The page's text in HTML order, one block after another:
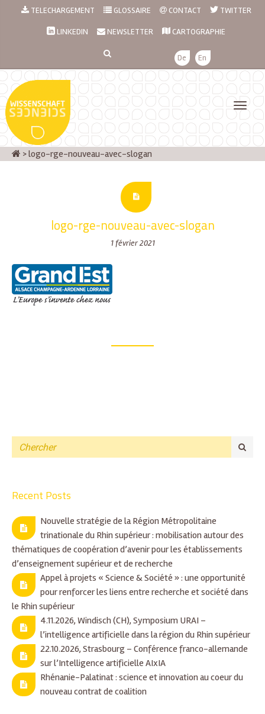
TELECHARGEMENT GLOSSAIRE CONTACT TWITTER
LINKEDIN NEWSLETTER CARTOGRAPHIE
De En
>logo-rge-nouveau-avec-slogan
logo-rge-nouveau-avec-slogan
1 février 2021
Recent Posts
Nouvelle stratégie de la Région Métropolitaine
trinationale du Rhin supérieur : mobilisation autour des
thématiques de coopération d’avenir pour les établissements
d’enseignement supérieur et de recherche
Appel à projets « Science & Société » : une opportunité
pour renforcer les liens entre recherche et société dans
le Rhin supérieur
4.11.2026, Windisch (CH), Symposium URAI –
l’intelligence artificielle dans la région du Rhin supérieur
22.10.2026, Strasbourg – Conférence franco-allemande
sur l’Intelligence artificielle AIxIA
Rhénanie-Palatinat : science et innovation au coeur du
nouveau contrat de coalition